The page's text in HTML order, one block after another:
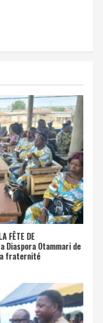
FÊTE DE
Diaspora Otammari de
fraternité